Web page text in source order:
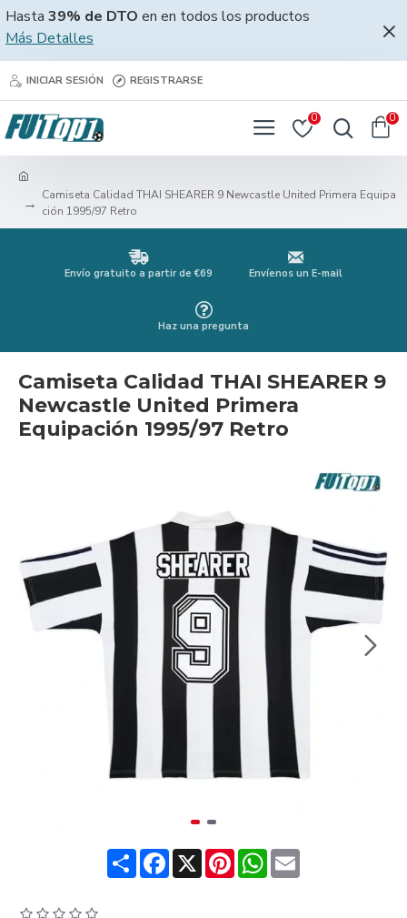
Hasta 39% de DTO en en todos los productos
Más Detalles
INICIAR SESIÓN REGISTRARSE
0 0
Camiseta Calidad THAI SHEARER 9 Newcastle United Primera Equipa
ción 1995/97 Retro
Envío gratuito a partir de €69 Envíenos un E-mail
Haz una pregunta
Camiseta Calidad THAI SHEARER 9
Newcastle United Primera
Equipación 1995/97 Retro
ShareFacebook
X PinterestWhatsApp
Email